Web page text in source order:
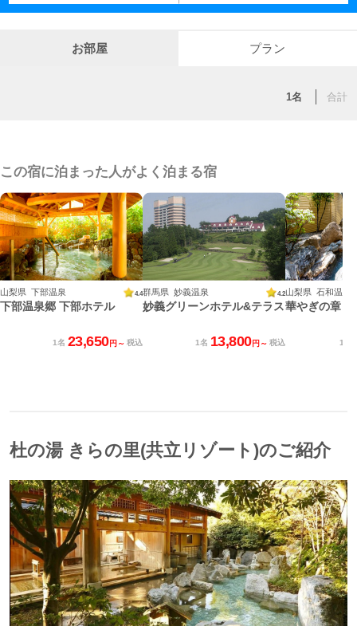
お部屋 プラン
1名 合計
この宿に泊まった人がよく泊まる宿
山梨県 下部温泉 4.4
下部温泉郷 下部ホテル
1名 23,650円～ 税込
群馬県 妙義温泉 4.2
妙義グリーンホテル&テラス
1名 13,800円～ 税込
山梨県 石和温泉
華やぎの章
1名
杜の湯 きらの里(共立リゾート)のご紹介